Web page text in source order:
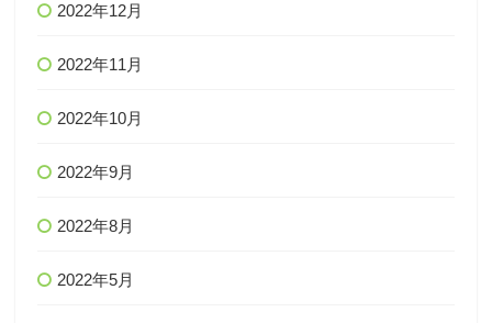
2022年12月
2022年11月
2022年10月
2022年9月
2022年8月
2022年5月